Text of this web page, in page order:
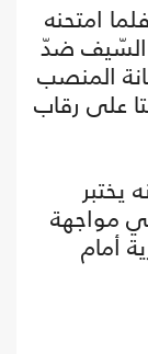
امتحنه
السّيف ضدّ
المنصب
على رقاب
يختبر
مواجهة
أمام